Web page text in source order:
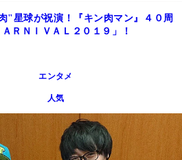
"星球が祝演！『キン肉マン』４０周
ＲＮＩＶＡＬ２０１９」！
エンタメ
人気